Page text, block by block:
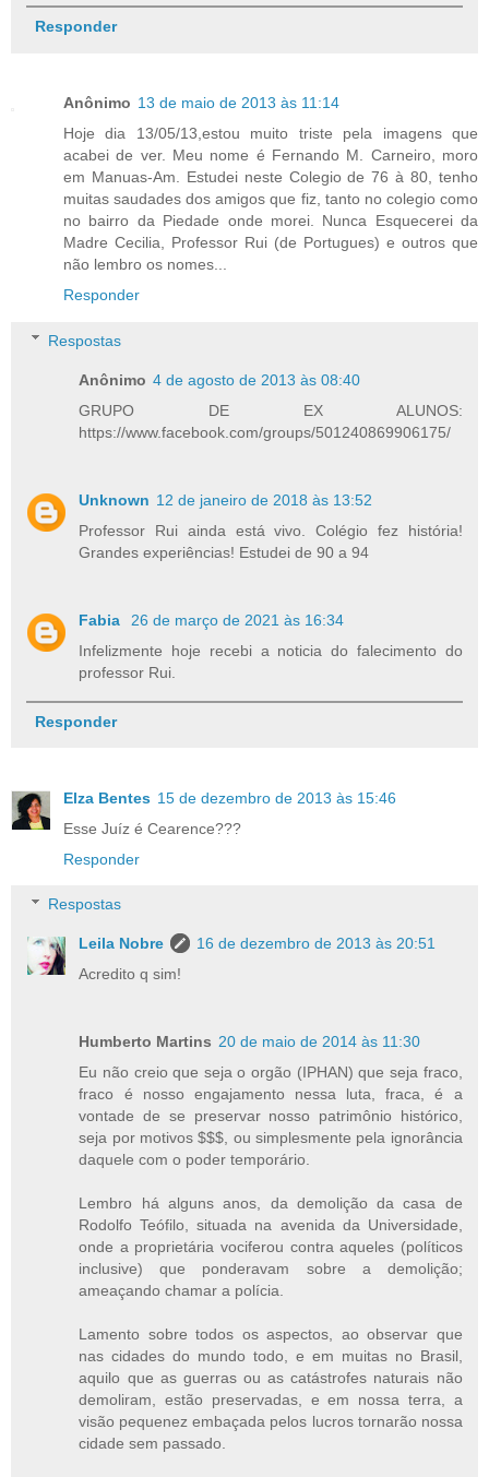
Responder
Anônimo 13 de maio de 2013 às 11:14
Hoje dia 13/05/13,estou muito triste pela imagens que
acabei de ver. Meu nome é Fernando M. Carneiro, moro
em Manuas-Am. Estudei neste Colegio de 76 à 80, tenho
muitas saudades dos amigos que fiz, tanto no colegio como
no bairro da Piedade onde morei. Nunca Esquecerei da
Madre Cecilia, Professor Rui (de Portugues) e outros que
não lembro os nomes...
Responder
Respostas
Anônimo 4 de agosto de 2013 às 08:40
GRUPO DE EX ALUNOS:
https://www.facebook.com/groups/501240869906175/
Unknown 12 de janeiro de 2018 às 13:52
Professor Rui ainda está vivo. Colégio fez história!
Grandes experiências! Estudei de 90 a 94
Fabia
26 de março de 2021 às 16:34
Infelizmente hoje recebi a noticia do falecimento do
professor Rui.
Responder
Elza Bentes 15 de dezembro de 2013 às 15:46
Esse Juíz é Cearence???
Responder
Respostas
Leila Nobre
16 de dezembro de 2013 às 20:51
Acredito q sim!
Humberto Martins 20 de maio de 2014 às 11:30
Eu não creio que seja o orgão (IPHAN) que seja fraco,
fraco é nosso engajamento nessa luta, fraca, é a
vontade de se preservar nosso patrimônio histórico,
seja por motivos $$$, ou simplesmente pela ignorância
daquele com o poder temporário.
Lembro há alguns anos, da demolição da casa de
Rodolfo Teófilo, situada na avenida da Universidade,
onde a proprietária vociferou contra aqueles (políticos
inclusive) que ponderavam sobre a demolição;
ameaçando chamar a polícia.
Lamento sobre todos os aspectos, ao observar que
nas cidades do mundo todo, e em muitas no Brasil,
aquilo que as guerras ou as catástrofes naturais não
demoliram, estão preservadas, e em nossa terra, a
visão pequenez embaçada pelos lucros tornarão nossa
cidade sem passado.